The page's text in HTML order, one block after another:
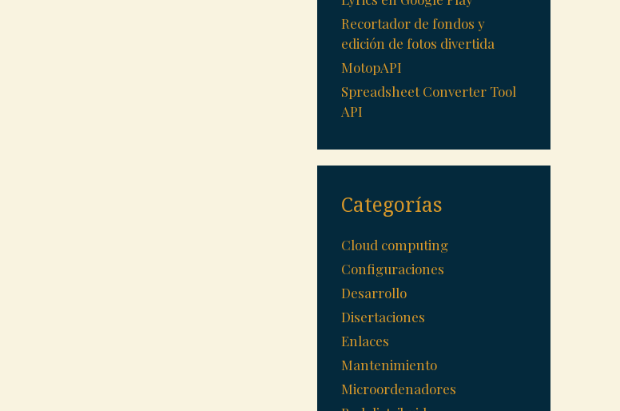
Recortador de fondos y
edición de fotos divertida
MotopAPI
Spreadsheet Converter Tool
API
Categorías
Cloud computing
Configuraciones
Desarrollo
Disertaciones
Enlaces
Mantenimiento
Microordenadores